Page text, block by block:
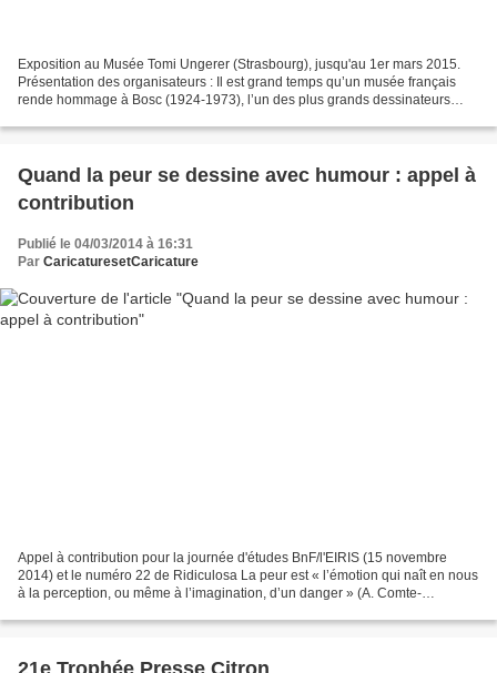
Exposition au Musée Tomi Ungerer (Strasbourg), jusqu'au 1er mars 2015.
Présentation des organisateurs : Il est grand temps qu’un musée français
rende hommage à Bosc (1924-1973), l’un des plus grands dessinateurs
Quand la peur se dessine avec humour : appel à
contribution
Publié le 04/03/2014 à 16:31
Par CaricaturesetCaricature
Appel à contribution pour la journée d'études BnF/l'EIRIS (15 novembre
2014) et le numéro 22 de Ridiculosa La peur est « l’émotion qui naît en nous
à la perception, ou même à l’imagination, d’un danger » (A. Comte-